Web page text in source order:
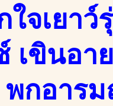
ใจเยา
เขินอ
พกอาร